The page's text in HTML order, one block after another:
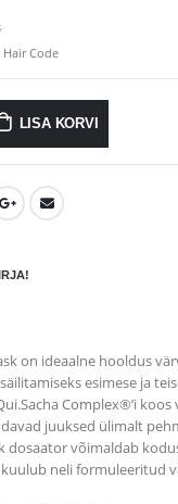
Code
LISA KORVI
on ideaalne hooldus
esimese ja
Complex®’i
juuksed ülimalt
dosaator võimaldab
kuulub neli formuleeritud